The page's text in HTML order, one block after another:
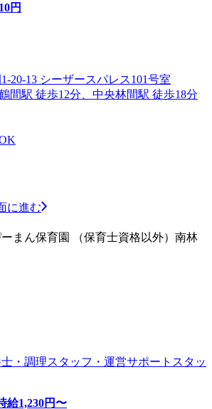
円
20-13 シーザースパレス101号室
間駅 徒歩12分、中央林間駅 徒歩18分
に進む
ーまん保育園 （保育士資格以外）南林
士・調理スタッフ・運営サポートスタッ
給1,230円〜